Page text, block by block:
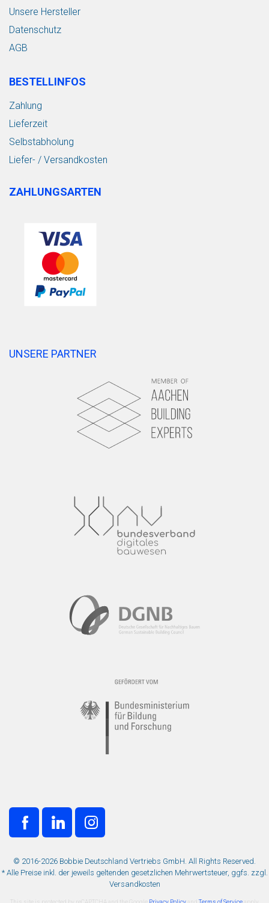
Unsere Hersteller
Datenschutz
AGB
BESTELLINFOS
Zahlung
Lieferzeit
Selbstabholung
Liefer- / Versandkosten
ZAHLUNGSARTEN
UNSERE PARTNER
© 2016-2026 Bobbie Deutschland Vertriebs GmbH. All Rights Reserved.
* Alle Preise inkl. der jeweils geltenden gesetzlichen Mehrwertsteuer, ggfs. zzgl.
Versandkosten